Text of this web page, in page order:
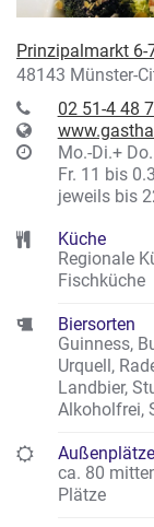
Prinzipalmarkt 6-
48143 Münster-
02 51-4 48
Mo.-Di.+
Fr. 11 bis
jeweils bis
Küche
Regionale
Fischküche
Biersorten
Guinness,
Urquell,
Landbier,
Alkoholfrei,
Außenplätze
ca. 80
Plätze